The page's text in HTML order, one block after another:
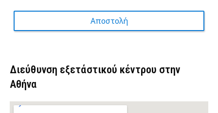
Αποστολή
Διεύθυνση εξετάστικού κέντρου στην
Αθήνα